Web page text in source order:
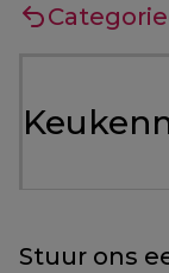
Stuur ons